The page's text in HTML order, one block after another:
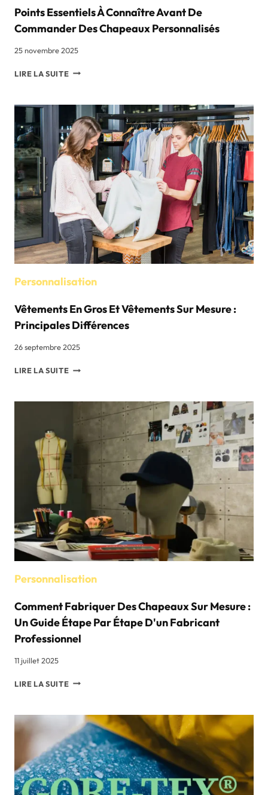
Points Essentiels À Connaître Avant De
Commander Des Chapeaux Personnalisés
25 novembre 2025
LIRE LA SUITEPOINTS
CONNAÎTRE
AVANT
DE
COMMANDER
DES
CHAPEAUX
PERSONNALISÉS
Personnalisation
Vêtements En Gros Et Vêtements Sur Mesure :
Principales Différences
26 septembre 2025
LIRE LA SUITEVÊTEMENTS
ET
VÊTEMENTS
MESURE
:
PRINCIPALES
DIFFÉRENCES
Personnalisation
Comment Fabriquer Des Chapeaux Sur Mesure :
Un Guide Étape Par Étape D'un Fabricant
Professionnel
11 juillet 2025
LIRE LA SUITECOMMENT
CHAPEAUX
SUR
MESURE
:
UN
GUIDE
ÉTAPE